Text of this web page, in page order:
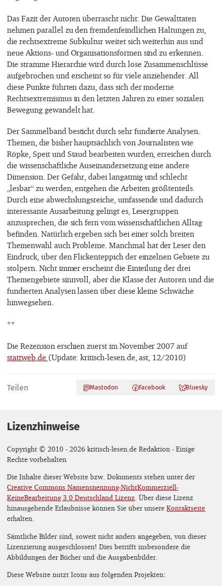
Das Fazit der Autoren überrascht nicht: Die Gewalttaten
nehmen parallel zu den fremdenfeindlichen Haltungen zu,
die rechtsextreme Subkultur weitet sich weiterhin aus und
neue Aktions- und Organisationsformen sind zu erkennen.
Die stramme Hierarchie wird durch lose Zusammenschlüsse
aufgebrochen und erscheint so für viele anziehender. All
diese Punkte führten dazu, dass sich der moderne
Rechtsextremismus in den letzten Jahren zu einer sozialen
Bewegung gewandelt hat.
Der Sammelband besticht durch sehr fundierte Analysen.
Themen, die bisher hauptsächlich von Journalisten wie
Röpke, Speit und Staud bearbeiten wurden, erreichen durch
die wissenschaftliche Auseinandersetzung eine andere
Dimension. Der Gefahr, dabei langatmig und schlecht
„lesbar“ zu werden, entgehen die Arbeiten größtenteils.
Durch eine abwechslungsreiche, umfassende und dadurch
interessante Ausarbeitung gelingt es, Lesergruppen
anzusprechen, die sich fern vom wissenschaftlichen Alltag
befinden. Natürlich ergeben sich bei einer solch breiten
Themenwahl auch Probleme. Manchmal hat der Leser den
Eindruck, über den Flickenteppich der einzelnen Gebiete zu
stolpern. Nicht immer erscheint die Einteilung der drei
Themengebiete sinnvoll, aber die Klasse der Autoren und die
fundierten Analysen lassen über diese kleine Schwäche
hinwegsehen.
**
Die Rezension erschien zuerst im November 2007 auf
stattweb.de (Update: kritisch-lesen.de, ast, 12/2010)
Teilen Mastodon Facebook Bluesky
Lizenzhinweise
Copyright © 2010 - 2026 kritisch-lesen.de Redaktion - Einige
Rechte vorbehalten
Die Inhalte dieser Website bzw. Dokuments stehen unter der
Creative Commons Namensnennung-NichtKommerziell-
KeineBearbeitung 3.0 Deutschland Lizenz. Über diese Lizenz
hinausgehende Erlaubnisse können Sie über unsereKontaktseite
erhalten.
Sämtliche Bilder sind, soweit nicht anders angegeben, von dieser
Lizenzierung ausgeschlossen! Dies betrifft insbesondere die
Abbildungen der Bücher und die Ausgabenbilder.
Diese Website nutzt Icons aus folgenden Projekten: